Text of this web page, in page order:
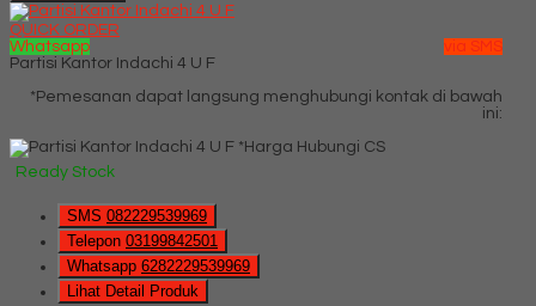
QUICK ORDER
Whatsapp
via SMS
Partisi Kantor Indachi 4 U F
*Pemesanan dapat langsung menghubungi kontak di bawah
ini:
*Harga Hubungi CS
Ready Stock
SMS 082229539969
Telepon 03199842501
Whatsapp 6282229539969
Lihat Detail Produk